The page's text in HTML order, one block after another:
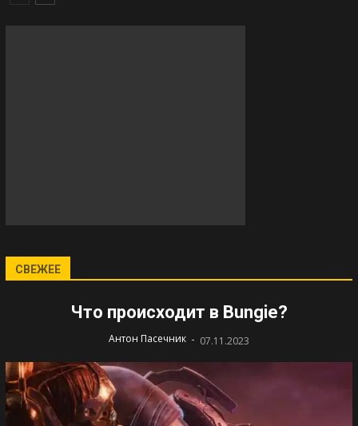
СВЕЖЕЕ
Что происходит в Bungie?
Антон Пасечник - 07.11.2023